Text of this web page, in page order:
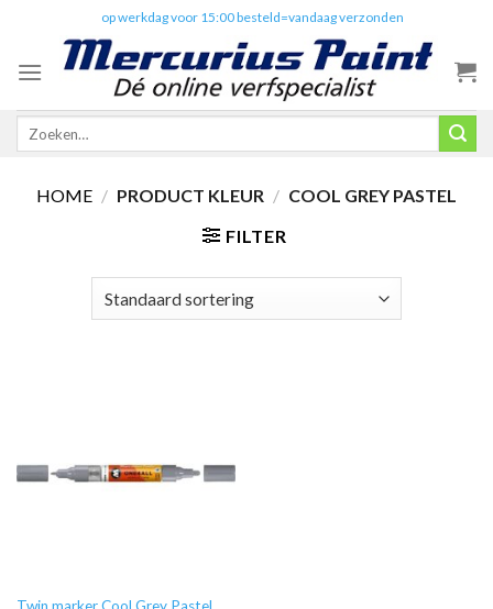
content
op werkdag voor 15:00 besteld=vandaag verzonden
Zoeken
HOME / PRODUCT KLEUR / COOL GREY PASTEL
FILTER
Twin marker Cool Grey Pastel